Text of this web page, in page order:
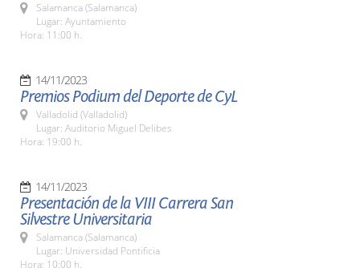
Salamanca (Salamanca)
Lugar: Ayuntamiento
Hora: 11:00 h.
14/11/2023
Premios Podium del Deporte de CyL
Valladolid (Valladolid)
Lugar: Auditorio Miguel Delibes
Hora: 19:00 h.
14/11/2023
Presentación de la VIII Carrera San
Silvestre Universitaria
Salamanca (Salamanca)
Lugar: Universidad Pontificia
Hora: 10:00 h.